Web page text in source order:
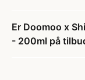
Er Doomoo x
- 200ml på